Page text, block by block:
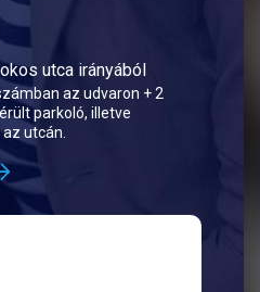
utca irányából
az udvaron + 2
parkoló, illetve
utcán.